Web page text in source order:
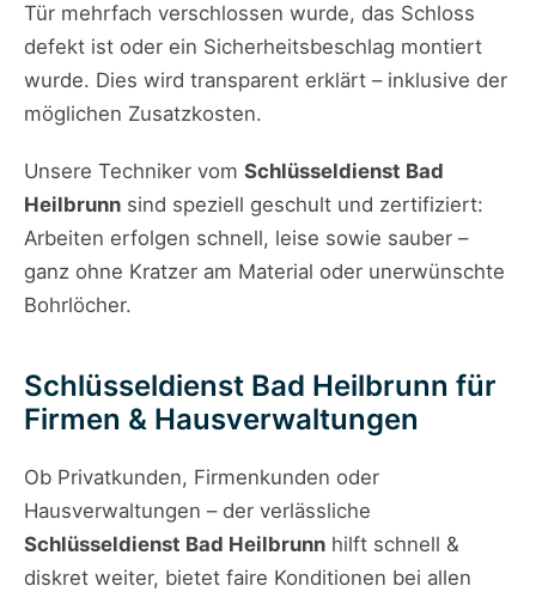
Tür mehrfach verschlossen wurde, das Schloss
defekt ist oder ein Sicherheitsbeschlag montiert
wurde. Dies wird transparent erklärt – inklusive der
möglichen Zusatzkosten.
Unsere Techniker vom Schlüsseldienst Bad
Heilbrunn sind speziell geschult und zertifiziert:
Arbeiten erfolgen schnell, leise sowie sauber –
ganz ohne Kratzer am Material oder unerwünschte
Bohrlöcher.
Schlüsseldienst Bad Heilbrunn für
Firmen & Hausverwaltungen
Ob Privatkunden, Firmenkunden oder
Hausverwaltungen – der verlässliche
Schlüsseldienst Bad Heilbrunn hilft schnell &
diskret weiter, bietet faire Konditionen bei allen